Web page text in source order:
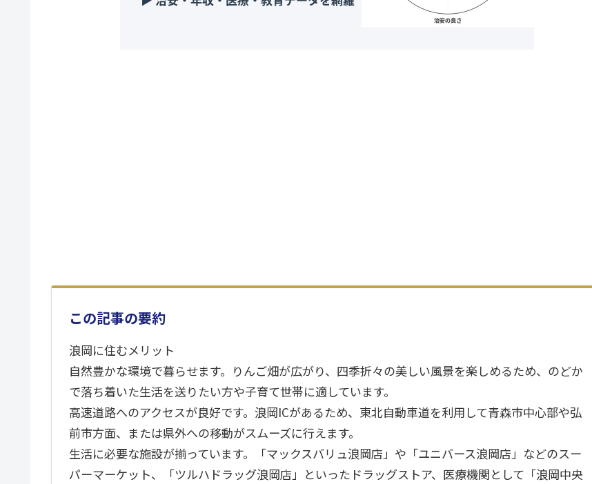
この記事の要約
浪岡に住むメリット
自然豊かな環境で暮らせます。りんご畑が広がり、四季折々の美しい風景を楽しめるため、のどか
で落ち着いた生活を送りたい方や子育て世帯に適しています。
高速道路へのアクセスが良好です。浪岡ICがあるため、東北自動車道を利用して青森市中心部や弘
前市方面、または県外への移動がスムーズに行えます。
生活に必要な施設が揃っています。「マックスバリュ浪岡店」や「ユニバース浪岡店」などのスー
パーマーケット、「ツルハドラッグ浪岡店」といったドラッグストア、医療機関として「浪岡中央